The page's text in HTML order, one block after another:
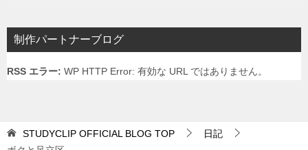
制作パートナーブログ
RSS エラー: WP HTTP Error: 有効な URL ではありません。
STUDYCLIP OFFICIAL BLOG TOP
日記